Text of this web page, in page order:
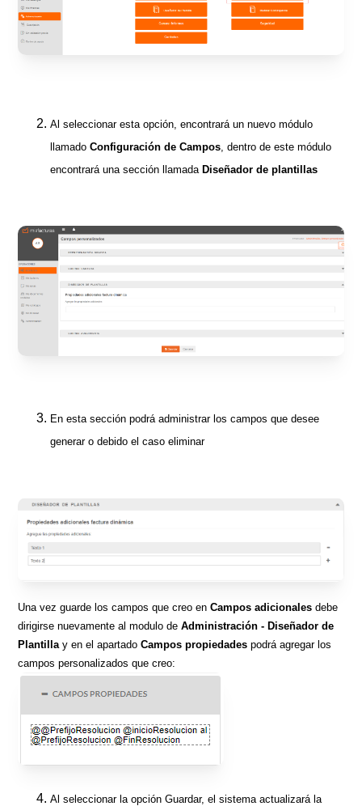
Al seleccionar esta opción, encontrará un nuevo módulo
llamadoConfiguración de Campos , dentro de este módulo
encontrará una sección llamadaDiseñador de plantillas
En esta sección podrá administrar los campos que desee
generar o debido el caso eliminar
Una vez guarde los campos que creo enCampos adicionalesdebe
dirigirse nuevamente al modulo deAdministración - Diseñador de
Plantillay en el apartadoCampos propiedadespodrá agregar los
campos personalizados que creo:
Al seleccionar la opción Guardar, el sistema actualizará la